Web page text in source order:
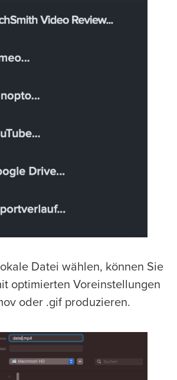
Datei wählen, können Sie
optimierten Voreinstellungen
oder .gif produzieren.